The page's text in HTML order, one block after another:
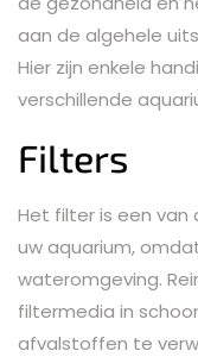
aan de algehele
Hier zijn enkele
verschillende
Filters
Het filter is een
uw aquarium,
wateromgeving.
filtermedia in
afvalstoffen te